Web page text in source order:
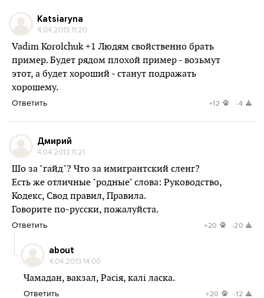
Katsiaryna
4.04.2013 11:20
Vadim Korolchuk +1 Людям свойственно брать
пример. Будет рядом плохой пример - возьмут
этот, а будет хороший - станут подражать
хорошему.
Ответить +12 -4
Дмирий
4.04.2013 11:21
Шо за "гайд"? Что за имигрантский сленг?
Есть же отличные "родные" слова: Руководство,
Кодекс, Свод правил, Правила.
Говорите по-русски, пожалуйста.
Ответить +20 -20
about
4.04.2013 14:00
Чамадан, вакзал, Расія, калі ласка.
Ответить +20 -12